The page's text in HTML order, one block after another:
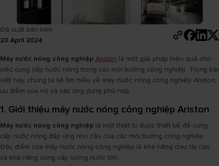
Đã xuất bản trên
20 April 2024
Máy nước nóng công nghiệp Ariston là một giải pháp hiệu quả cho
việc cung cấp nước nóng trong các môi trường công nghiệp. Trong bài
viết này, chúng ta sẽ tìm hiểu về máy nước nóng công nghiệp Ariston,
ưu điểm của nó và các ứng dụng phù hợp.
1. Giới thiệu máy nước nóng công nghiệp Ariston
Máy nước nóng công nghiệp là một thiết bị được thiết kế để cung
cấp nước nóng đáp ứng nhu cầu của các môi trường công nghiệp.
Đặc điểm của máy nước nóng công nghiệp là khả năng chịu tải cao
và khả năng cung cấp lượng nước lớn.